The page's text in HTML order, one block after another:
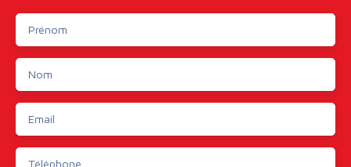
Prénom
Nom
Email
Téléphone